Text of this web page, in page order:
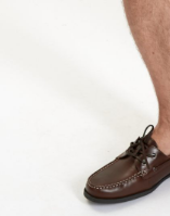
Кардиганы
Рубашки